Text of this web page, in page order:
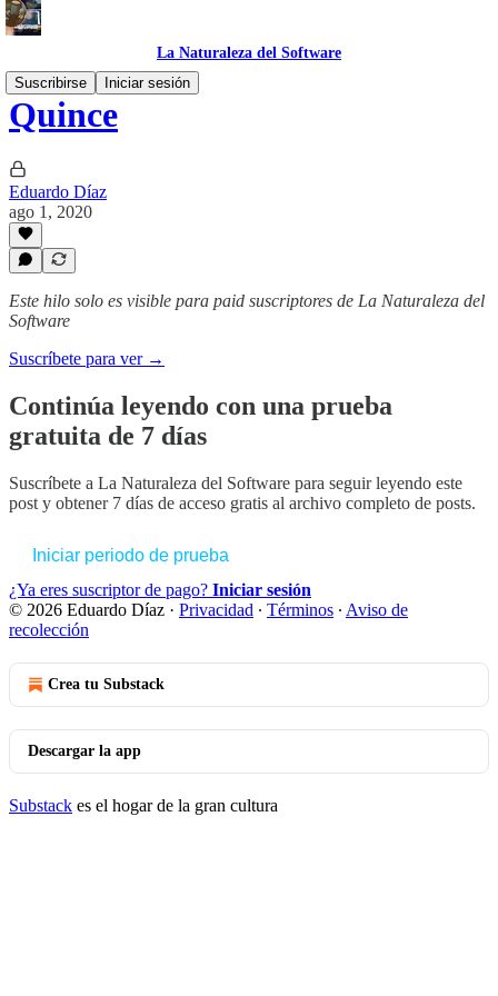
La Naturaleza del Software
Suscribirse
Iniciar sesión
Quince
Eduardo Díaz
ago 1, 2020
Este hilo solo es visible para paid suscriptores de La Naturaleza del
Software
Suscríbete para ver →
Continúa leyendo con una prueba
gratuita de 7 días
Suscríbete a La Naturaleza del Software para seguir leyendo este
post y obtener 7 días de acceso gratis al archivo completo de posts.
Iniciar periodo de prueba
¿Ya eres suscriptor de pago? Iniciar sesión
© 2026 Eduardo Díaz · Privacidad ∙ Términos ∙ Aviso de
recolección
Crea tu Substack
Descargar la app
Substack es el hogar de la gran cultura